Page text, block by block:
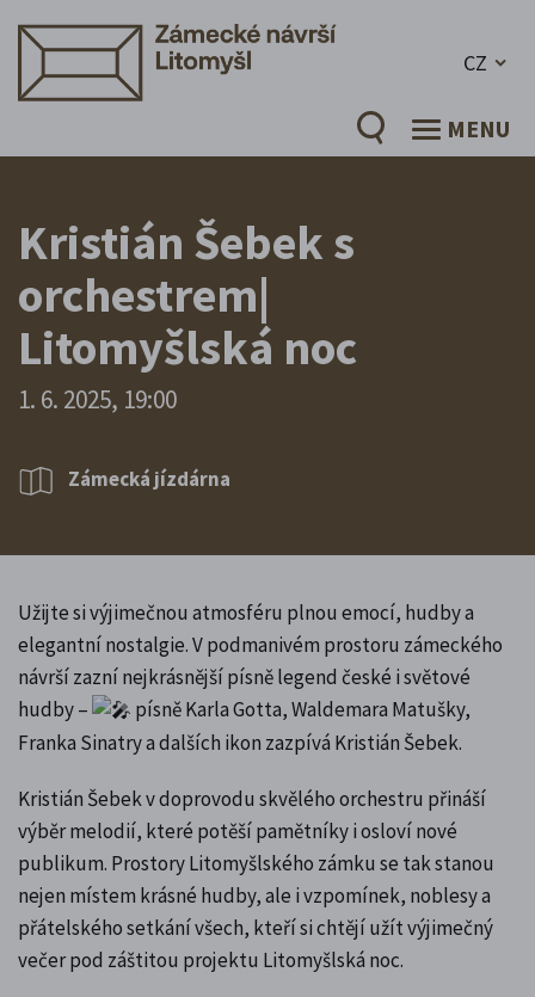
CZ
MENU
Kristián Šebek s
orchestrem|
Litomyšlská noc
1. 6. 2025, 19:00
Zámecká jízdárna
Užijte si výjimečnou atmosféru plnou emocí, hudby a
elegantní nostalgie. V podmanivém prostoru zámeckého
návrší zazní nejkrásnější písně legend české i světové
hudby –
písně Karla Gotta, Waldemara Matušky,
Franka Sinatry a dalších ikon zazpívá Kristián Šebek.
Kristián Šebek v doprovodu skvělého orchestru přináší
výběr melodií, které potěší pamětníky i osloví nové
publikum. Prostory Litomyšlského zámku se tak stanou
nejen místem krásné hudby, ale i vzpomínek, noblesy a
přátelského setkání všech, kteří si chtějí užít výjimečný
večer pod záštitou projektu Litomyšlská noc.